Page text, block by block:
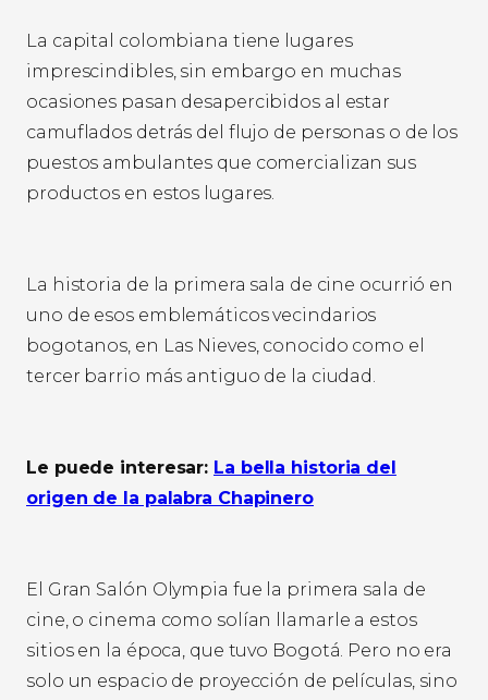
La capital colombiana tiene lugares
imprescindibles, sin embargo en muchas
ocasiones pasan desapercibidos al estar
camuflados detrás del flujo de personas o de los
puestos ambulantes que comercializan sus
productos en estos lugares.
La historia de la primera sala de cine ocurrió en
uno de esos emblemáticos vecindarios
bogotanos, en Las Nieves, conocido como el
tercer barrio más antiguo de la ciudad.
Le puede interesar: La bella historia del
origen de la palabra Chapinero
El Gran Salón Olympia fue la primera sala de
cine, o cinema como solían llamarle a estos
sitios en la época, que tuvo Bogotá. Pero no era
solo un espacio de proyección de películas, sino